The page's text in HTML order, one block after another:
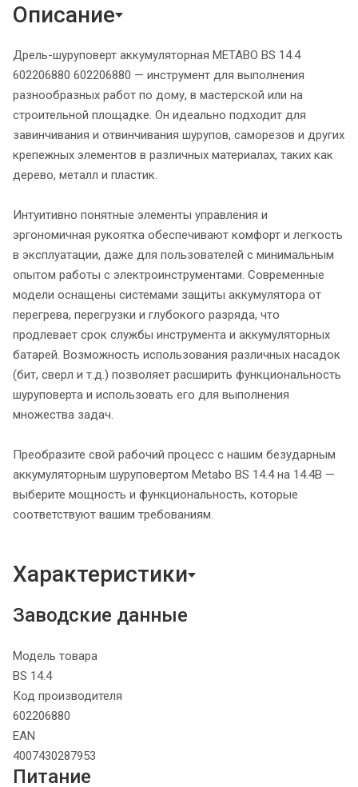
Описание
Дрель-шуруповерт аккумуляторная METABO BS 14.4
602206880 602206880 — инструмент для выполнения
разнообразных работ по дому, в мастерской или на
строительной площадке. Он идеально подходит для
завинчивания и отвинчивания шурупов, саморезов и других
крепежных элементов в различных материалах, таких как
дерево, металл и пластик.
Интуитивно понятные элементы управления и
эргономичная рукоятка обеспечивают комфорт и легкость
в эксплуатации, даже для пользователей с минимальным
опытом работы с электроинструментами. Современные
модели оснащены системами защиты аккумулятора от
перегрева, перегрузки и глубокого разряда, что
продлевает срок службы инструмента и аккумуляторных
батарей. Возможность использования различных насадок
(бит, сверл и т.д.) позволяет расширить функциональность
шуруповерта и использовать его для выполнения
множества задач.
Преобразите свой рабочий процесс с нашим безударным
аккумуляторным шуруповертом Metabo BS 14.4 на 14.4В —
выберите мощность и функциональность, которые
соответствуют вашим требованиям.
Характеристики
Заводские данные
Модель товара
BS 14.4
Код производителя
602206880
EAN
4007430287953
Питание